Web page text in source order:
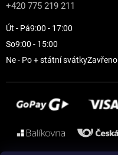
+420 775 219 211
Út - Pá9:00 - 17:00
So9:00 - 15:00
Ne - Po + státní svátkyZavřeno